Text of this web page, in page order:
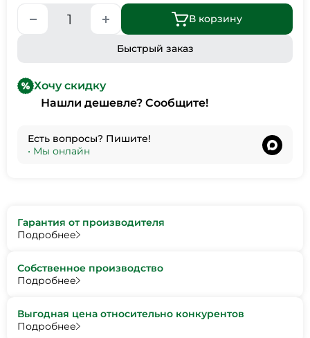
В корзину
Быстрый заказ
Хочу скидку
Нашли дешевле? Сообщите!
Есть вопросы? Пишите!
• Мы онлайн
Гарантия от производителя
Подробнее
Собственное производство
Подробнее
Выгодная цена относительно конкурентов
Подробнее